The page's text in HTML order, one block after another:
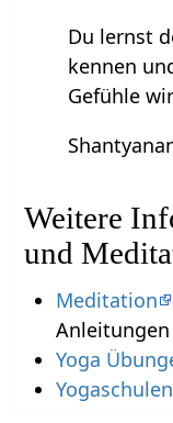
Du lernst
kennen
Gefühle
Weitere
und
Meditation
Anleitungen
Yoga